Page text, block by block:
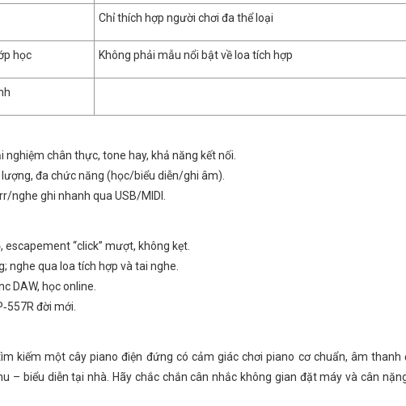
Chỉ thích hợp người chơi đa thể loại
học Không phải mẫu nổi bật về loa tích hợp
chân thực, tone hay, khả năng kết nối.
đa chức năng (học/biểu diễn/ghi âm).
nghe ghi nhanh qua USB/MIDI.
“click” mượt, không kẹt.
nghe qua loa tích hợp và tai nghe.
DAW, học online.
đời mới.
kiếm một cây piano điện đứng có cảm giác chơi piano cơ chuẩn, âm thanh
– biểu diễn tại nhà. Hãy chắc chắn cân nhắc không gian đặt máy và cân